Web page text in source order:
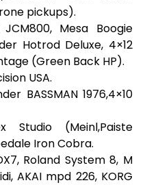
pickups).
Mesa Boogie
Hotrod Deluxe, 4×12
(Green Back HP).
USA.
BASSMAN 1976,4×10
Studio (Meinl,Paiste
Iron Cobra.
Roland System 8, M
AKAI mpd 226, KORG